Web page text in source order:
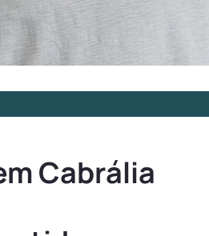
Cabrália